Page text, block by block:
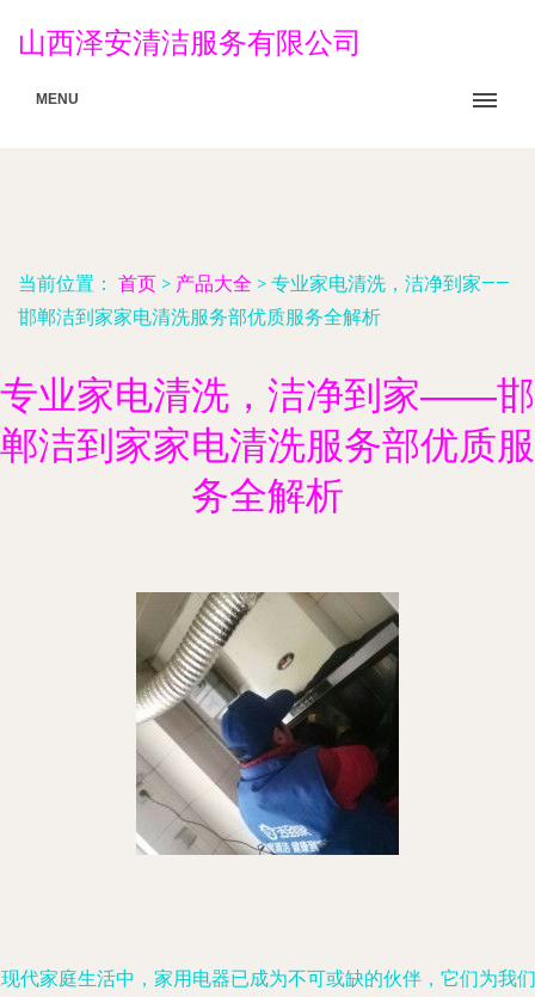
山西泽安清洁服务有限公司
MENU
当前位置： 首页 > 产品大全 > 专业家电清洗，洁净到家——
邯郸洁到家家电清洗服务部优质服务全解析
专业家电清洗，洁净到家——邯
郸洁到家家电清洗服务部优质服
务全解析
代家庭生活中，家用电器已成为不可或缺的伙伴，它们为我们